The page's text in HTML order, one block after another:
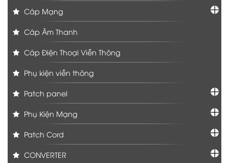
Cáp Mạng
Cáp Âm Thanh
Cáp Điện Thoại Viễn Thông
Phụ kiện viễn thông
Patch panel
Phụ Kiện Mạng
Patch Cord
CONVERTER